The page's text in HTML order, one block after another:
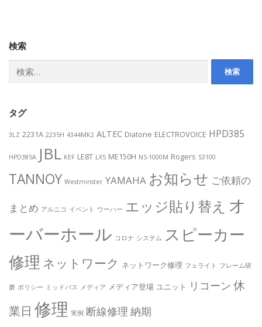
検索
索:
タグ
3LZ 2231A 2235H 4344MK2 ALTEC Diatone ELECTROVOICE HPD385
HPD385A JBL KEF LE8T LX5 ME150H NS-1000M Rogers S3100
TANNOY Westminster YAMAHA お知らせ ご依頼の
まとめ アルニコ イベント ウーハー エッジ貼り替え オ
ーバーホール コロナ システム スピーカー
修理 ネットワーク ネットワーク修理 フェライト フレーム研
磨 ポリシー ミッドバス メディア メディア登場 ユニット リコーン 休
業日 修理 実例 断線修理 納期